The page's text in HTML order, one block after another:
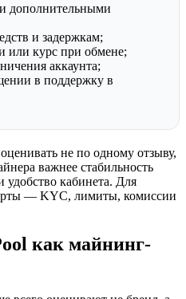
дополнительными
и задержкам;
или курс при обмене;
аккаунта;
в поддержку в
не по одному отзыву,
важнее стабильность
удобство кабинета. Для
— KYC, лимиты, комиссии
как майнинг-